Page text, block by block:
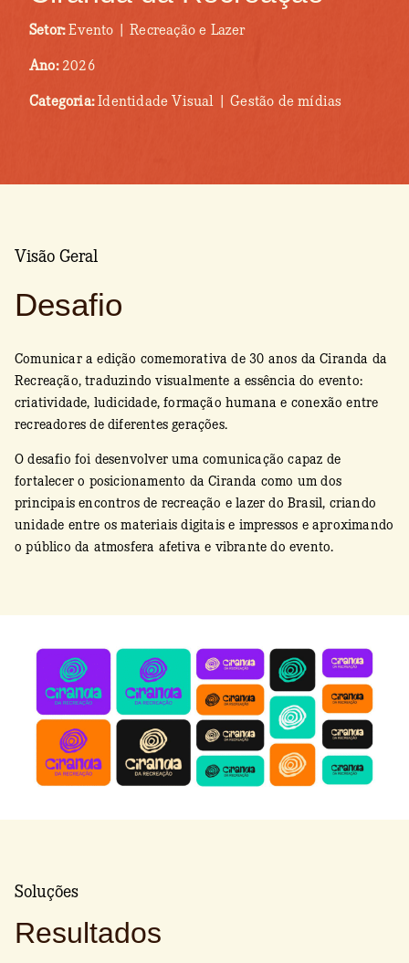
Setor: Evento | Recreação e Lazer
Ano: 2026
Categoria: Identidade Visual | Gestão de mídias
Visão Geral
Desafio
Comunicar a edição comemorativa de 30 anos da Ciranda da
Recreação, traduzindo visualmente a essência do evento:
criatividade, ludicidade, formação humana e conexão entre
recreadores de diferentes gerações.
O desafio foi desenvolver uma comunicação capaz de
fortalecer o posicionamento da Ciranda como um dos
principais encontros de recreação e lazer do Brasil, criando
unidade entre os materiais digitais e impressos e aproximando
o público da atmosfera afetiva e vibrante do evento.
Soluções
Resultados